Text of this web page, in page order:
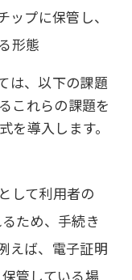
プに保管し、
形態
は、以下の課題
これらの課題を
を導入します。
して利用者の
ため、手続き
えば、電子証明
管している場